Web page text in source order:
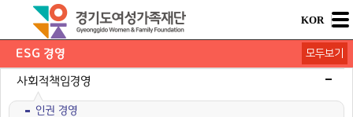
KOR
ESG 경영
재단 ESG 경영
환경경영
사회적책임경영
인권 경영
모두보기